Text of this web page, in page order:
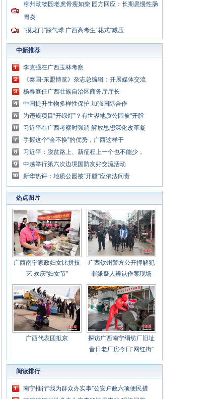
柳州动物园老虎骨瘦如柴 园方回应：长期患慢性肠
胃炎
“摸龙门”踩气球 广西高考生“花式”减压
中新推荐
李克强在广西玉林考察
《泰国-东盟博览》杂志总编辑：开展媒体交流
讲好中国与东盟合作故事
杨春庭任广西壮族自治区商务厅厅长
中国提升生物多样性保护 加强国际合作
为违规项目“开绿灯”？有世界地质公园被“开膛
破肚”
习近平在广西考察时强调 解放思想深化改革凝
心聚力担当实干 建设新时代中国特色社会主义
壮美
手握这个“金不换”的优势，广西这样干
习近平：脱贫路上、新征程上一个也不能少，
中国共产党说话算数
中越举行第六次边境国防友好交流活动
新华热评：地质公园被“开膛”应依法问责
热点图片
广西南宁家政妇女比拼技
艺 欢庆“妇女节”
广西钦州警方公开押解犯
罪嫌疑人辨认作案现场
广西代表团抵京
探访广西南宁绢纺厂旧址
昔日老厂房今日“网红街”
阅读排行
南宁推行“我为群众办实事”公安户政六项便民措